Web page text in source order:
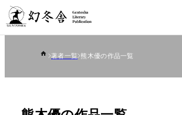
著者一覧 熊木優の作品一覧